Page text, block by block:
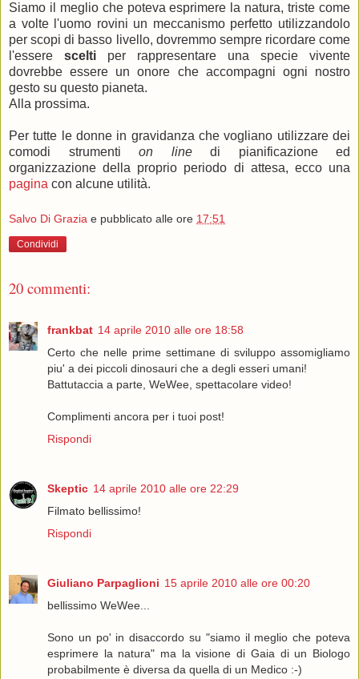
Siamo il meglio che poteva esprimere la natura, triste come
a volte l'uomo rovini un meccanismo perfetto utilizzandolo
per scopi di basso livello, dovremmo sempre ricordare come
l'essere scelti per rappresentare una specie vivente
dovrebbe essere un onore che accompagni ogni nostro
gesto su questo pianeta.
Alla prossima.
Per tutte le donne in gravidanza che vogliano utilizzare dei
comodi strumenti on linedi pianificazione ed
organizzazione della proprio periodo di attesa, ecco una
pagina con alcune utilità.
Salvo Di Grazia e pubblicato alle ore 17:51
Condividi
20 commenti:
frankbat 14 aprile 2010 alle ore 18:58
Certo che nelle prime settimane di sviluppo assomigliamo
piu' a dei piccoli dinosauri che a degli esseri umani!
Battutaccia a parte, WeWee, spettacolare video!
Complimenti ancora per i tuoi post!
Rispondi
Skeptic 14 aprile 2010 alle ore 22:29
Filmato bellissimo!
Rispondi
Giuliano Parpaglioni 15 aprile 2010 alle ore 00:20
bellissimo WeWee...
Sono un po' in disaccordo su "siamo il meglio che poteva
esprimere la natura" ma la visione di Gaia di un Biologo
probabilmente è diversa da quella di un Medico :-)